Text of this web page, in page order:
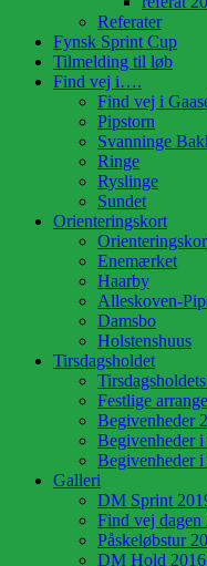
Referater
Fynsk Sprint Cup
Tilmelding til løb
Find vej i….
Find vej i
Pipstorn
Svanninge
Ringe
Ryslinge
Sundet
Orienteringskort
Enemærket
Haarby
Alleskoven-
Damsbo
Holstenshuus
Tirsdagsholdet
Festlige
Begivenheder
Begivenheder
Begivenheder
Galleri
DM Sprint
Find vej dagen
Påskeløbstur
DM Hold 2016